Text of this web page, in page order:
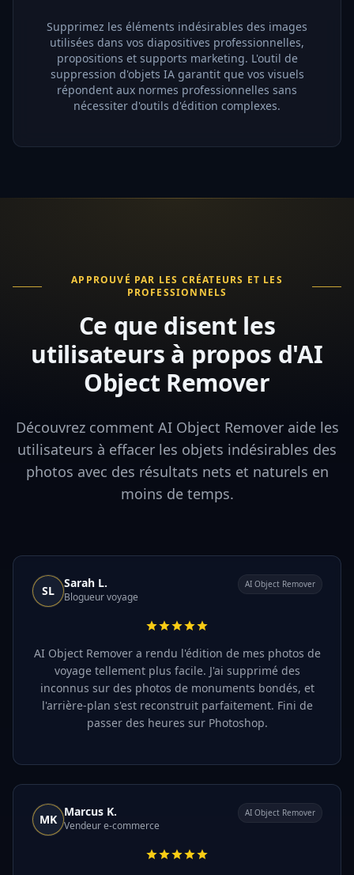
Supprimez les éléments indésirables des images
utilisées dans vos diapositives professionnelles,
propositions et supports marketing. L'outil de
suppression d'objets IA garantit que vos visuels
répondent aux normes professionnelles sans
nécessiter d'outils d'édition complexes.
APPROUVÉ PAR LES CRÉATEURS ET LES
PROFESSIONNELS
Ce que disent les
utilisateurs à propos d'AI
Object Remover
Découvrez comment AI Object Remover aide les
utilisateurs à effacer les objets indésirables des
photos avec des résultats nets et naturels en
moins de temps.
SL
Sarah L.
Blogueur voyage
AI Object Remover
AI Object Remover a rendu l'édition de mes photos de
voyage tellement plus facile. J'ai supprimé des
inconnus sur des photos de monuments bondés, et
l'arrière-plan s'est reconstruit parfaitement. Fini de
passer des heures sur Photoshop.
MK
Marcus K.
Vendeur e-commerce
AI Object Remover